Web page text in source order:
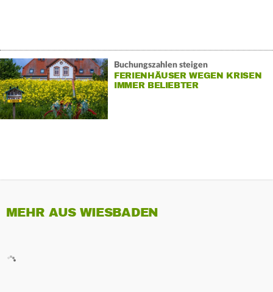
Buchungszahlen steigen
FERIENHÄUSER WEGEN KRISEN
IMMER BELIEBTER
MEHR AUS WIESBADEN